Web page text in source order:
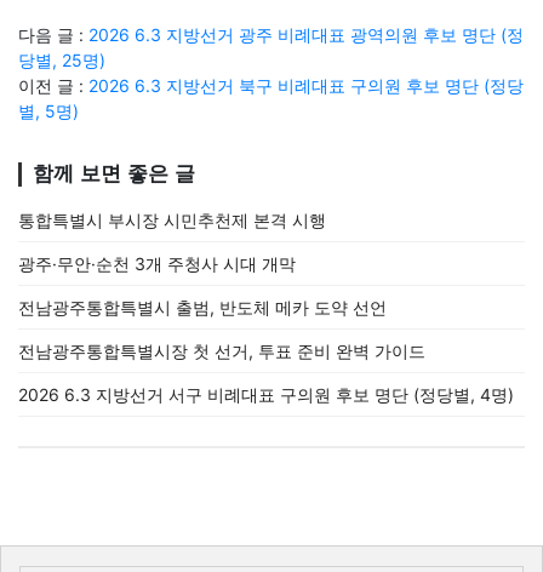
다음 글 : 2026 6.3 지방선거 광주 비례대표 광역의원 후보 명단 (정
당별, 25명)
이전 글 : 2026 6.3 지방선거 북구 비례대표 구의원 후보 명단 (정당
별, 5명)
함께 보면 좋은 글
통합특별시 부시장 시민추천제 본격 시행
광주·무안·순천 3개 주청사 시대 개막
전남광주통합특별시 출범, 반도체 메카 도약 선언
전남광주통합특별시장 첫 선거, 투표 준비 완벽 가이드
2026 6.3 지방선거 서구 비례대표 구의원 후보 명단 (정당별, 4명)